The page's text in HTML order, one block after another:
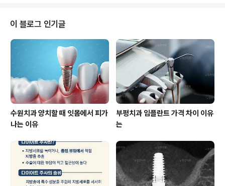
뒤에야 치과를 찾게 되면 치료 범위가 넓어지거나, 예상보
다 긴 관리가 필요해질 수 있습니다. 그래서 수원치과잘하
는곳을 알아보는 분들이라면 단순히 가까운 위치만 볼 것
이 아니라 어떤 방식으로 진단하고 치료 계획을 세우는지
함께 살펴보는 것이 필요합니다. 치과 진료에서 중요한 것
은 현재 나타난 증상만 해결..
이 블로그 인기글
수원치과 양치할 때 잇몸에서 피가
나는 이유
부평치과 임플란트 가격 차이 이유
는